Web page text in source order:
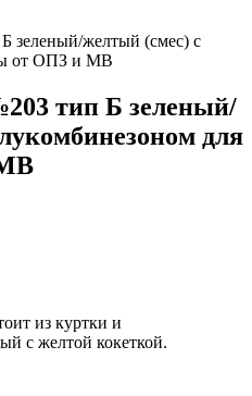
тип Б зеленый/
для
из куртки и
с желтой кокеткой.